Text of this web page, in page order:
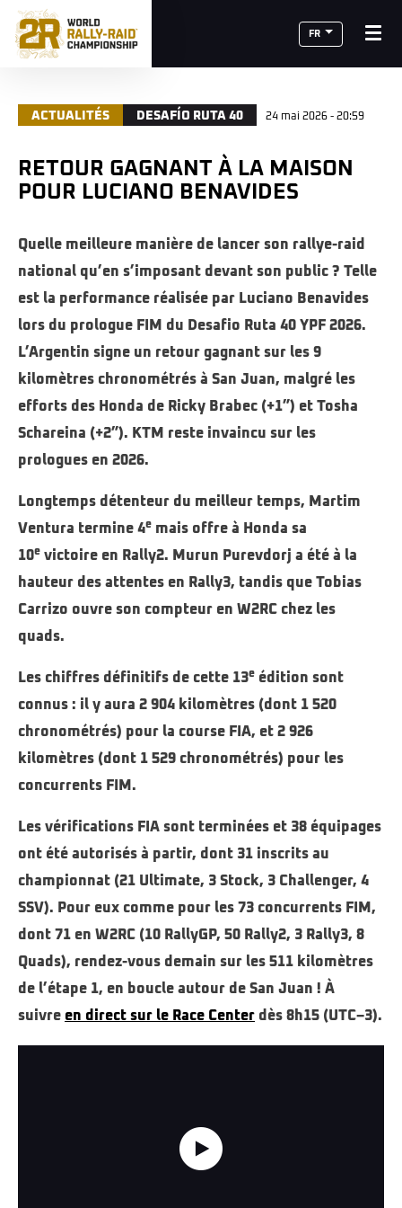
FR
ACTUALITÉS DESAFÍO RUTA 40 24 mai 2026 - 20:59
RETOUR GAGNANT À LA MAISON
POUR LUCIANO BENAVIDES
Quelle meilleure manière de lancer son rallye-raid
national qu’en s’imposant devant son public ? Telle
est la performance réalisée par Luciano Benavides
lors du prologue FIM du Desafio Ruta 40 YPF 2026.
L’Argentin signe un retour gagnant sur les 9
kilomètres chronométrés à San Juan, malgré les
efforts des Honda de Ricky Brabec (+1”) et Tosha
Schareina (+2”). KTM reste invaincu sur les
prologues en 2026.
Longtemps détenteur du meilleur temps, Martim
Ventura termine 4e mais offre à Honda sa
10e victoire en Rally2. Murun Purevdorj a été à la
hauteur des attentes en Rally3, tandis que Tobias
Carrizo ouvre son compteur en W2RC chez les
quads.
Les chiffres définitifs de cette 13e édition sont
connus : il y aura 2 904 kilomètres (dont 1 520
chronométrés) pour la course FIA, et 2 926
kilomètres (dont 1 529 chronométrés) pour les
concurrents FIM.
Les vérifications FIA sont terminées et 38 équipages
ont été autorisés à partir, dont 31 inscrits au
championnat (21 Ultimate, 3 Stock, 3 Challenger, 4
SSV). Pour eux comme pour les 73 concurrents FIM,
dont 71 en W2RC (10 RallyGP, 50 Rally2, 3 Rally3, 8
Quads), rendez-vous demain sur les 511 kilomètres
de l’étape 1, en boucle autour de San Juan ! À
suivre en direct sur le Race Center dès 8h15 (UTC–3).